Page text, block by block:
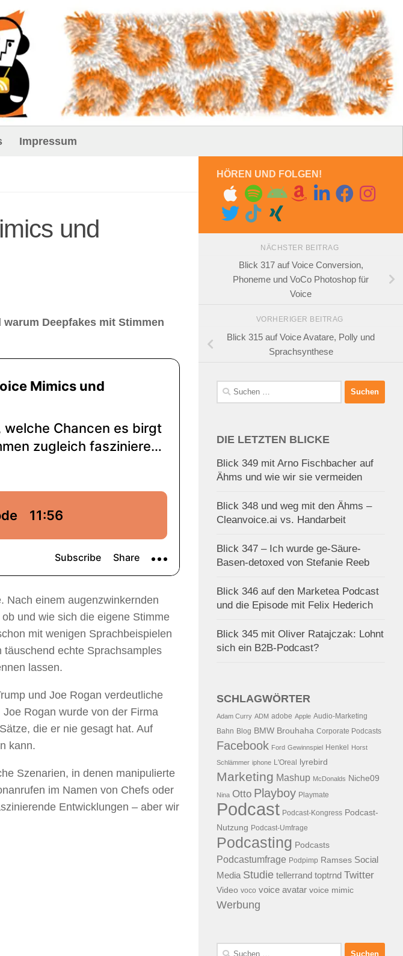
Impressum
und
Deepfakes mit Stimmen
Nach einem augenzwinkernden
und wie sich die eigene Stimme
mit wenigen Sprachbeispielen
echte Sprachsamples
lassen.
und Joe Rogan verdeutliche
Rogan wurde von der Firma
die er nie gesagt hat. Auf
kann.
Szenarien, in denen manipulierte
im Namen von Chefs oder
Entwicklungen – aber wir
HÖREN UND FOLGEN!
NÄCHSTER BEITRAG
Blick 317 auf Voice Conversion,
Phoneme und VoCo Photoshop für
Voice
VORHERIGER BEITRAG
Blick 315 auf Voice Avatare, Polly und
Sprachsynthese
Suchen
nach:
DIE LETZTEN BLICKE
Blick 349 mit Arno Fischbacher auf
Ähms und wie wir sie vermeiden
Blick 348 und weg mit den Ähms –
Cleanvoice.ai vs. Handarbeit
Blick 347 – Ich wurde ge-Säure-
Basen-detoxed von Stefanie Reeb
Blick 346 auf den Marketea Podcast
und die Episode mit Felix Hederich
Blick 345 mit Oliver Ratajczak: Lohnt
sich ein B2B-Podcast?
SCHLAGWÖRTER
Adam Curry ADM adobe Apple Audio-Marketing
Bahn Blog BMW Brouhaha Corporate Podcasts
Facebook Ford Gewinnspiel Henkel Horst
Schlämmer iphone L'Oreal lyrebird
Marketing Mashup McDonalds Niche09
Nina Otto Playboy Playmate
Podcast Podcast-Kongress Podcast-
Nutzung Podcast-Umfrage
Podcasting Podcasts
Podcastumfrage Podpimp Ramses Social
Media Studie tellerrand toptrnd Twitter
Video voco voice avatar voice mimic
Werbung
Suchen